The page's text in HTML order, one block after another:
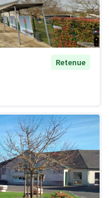
Retenue